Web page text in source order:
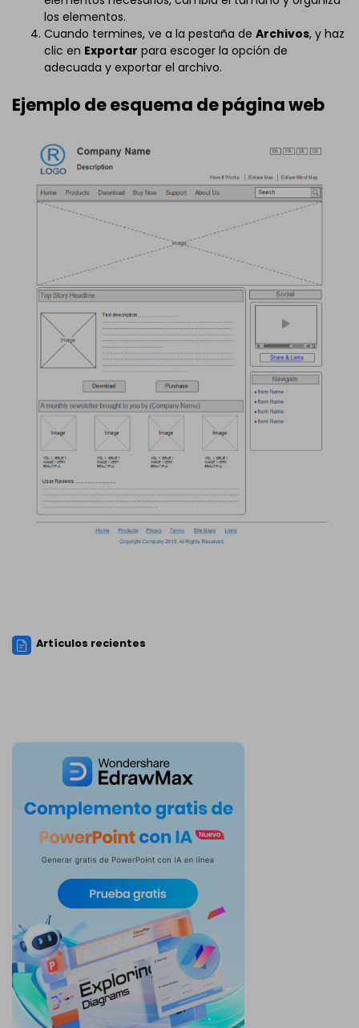
los elementos.
Cuando termines, ve a la pestaña de Archivos, y haz
clic en Exportar para escoger la opción de
adecuada y exportar el archivo.
Ejemplo de esquema de página web
Artículos recientes